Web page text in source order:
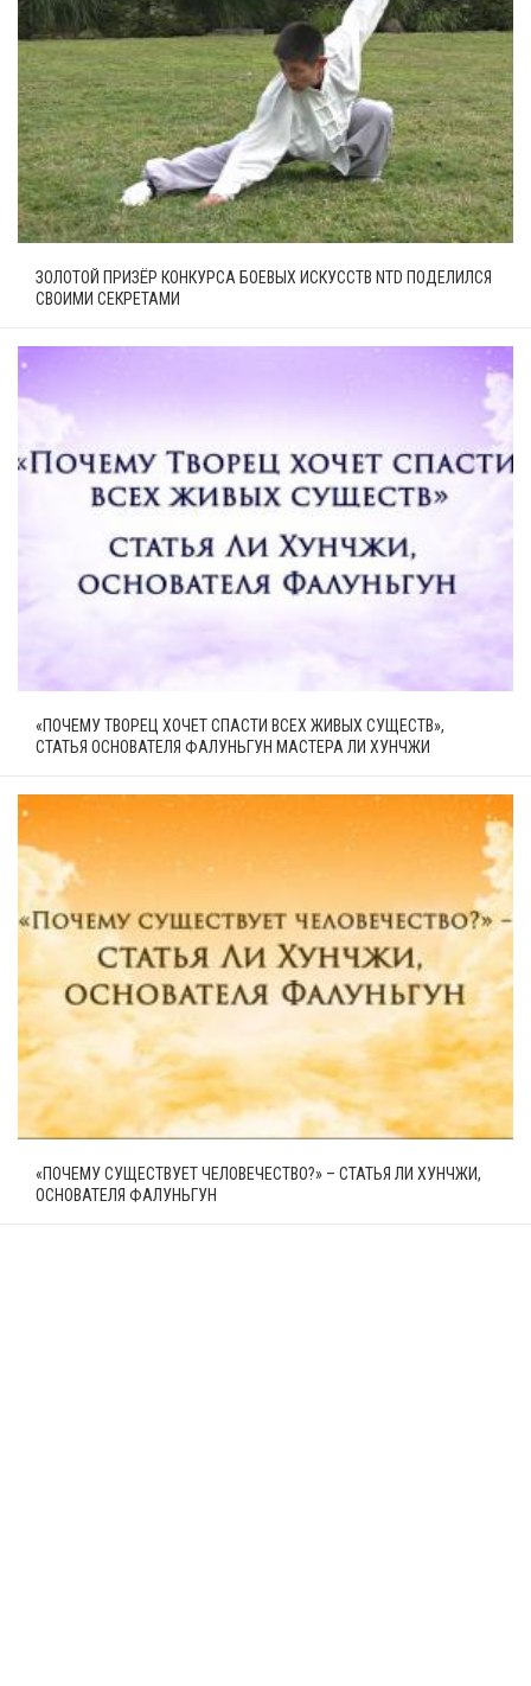
ЗОЛОТОЙ ПРИЗЁР КОНКУРСА БОЕВЫХ ИСКУССТВ NTD ПОДЕЛИЛСЯ
СВОИМИ СЕКРЕТАМИ
«ПОЧЕМУ ТВОРЕЦ ХОЧЕТ СПАСТИ ВСЕХ ЖИВЫХ СУЩЕСТВ»,
СТАТЬЯ ОСНОВАТЕЛЯ ФАЛУНЬГУН МАСТЕРА ЛИ ХУНЧЖИ
«ПОЧЕМУ СУЩЕСТВУЕТ ЧЕЛОВЕЧЕСТВО?» – СТАТЬЯ ЛИ ХУНЧЖИ,
ОСНОВАТЕЛЯ ФАЛУНЬГУН